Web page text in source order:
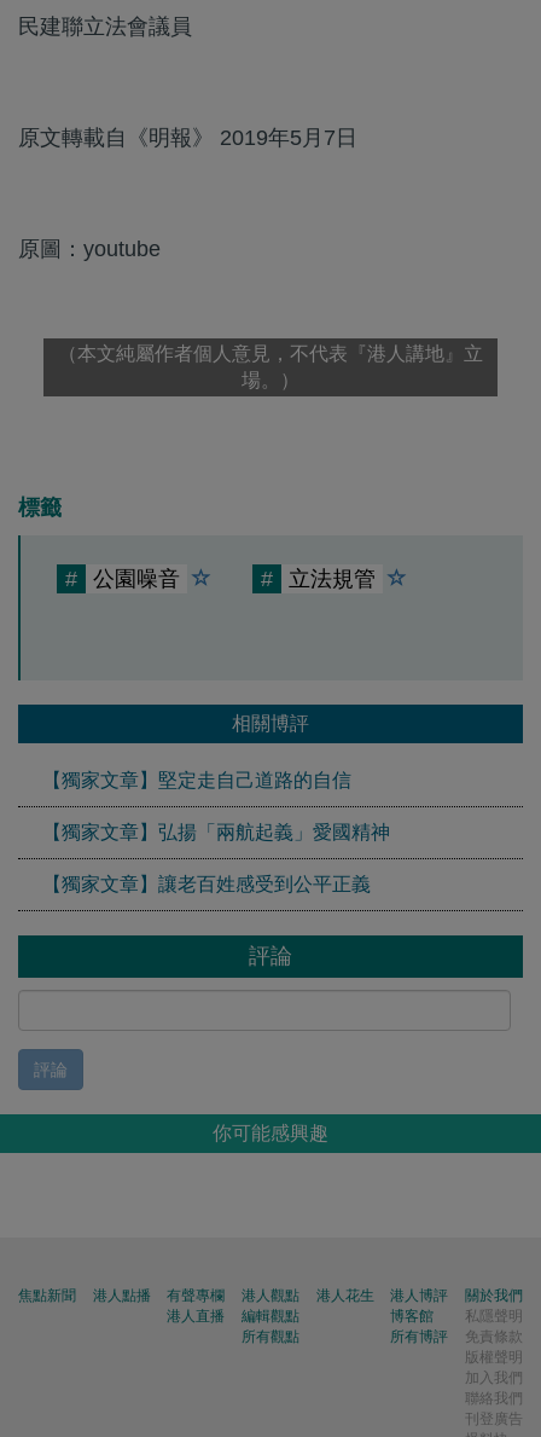
民建聯立法會議員
原文轉載自《明報》 2019年5月7日
原圖：youtube
（本文純屬作者個人意見，不代表『港人講地』立
場。）
標籤
# 公園噪音 # 立法規管
相關博評
【獨家文章】堅定走自己道路的自信
【獨家文章】弘揚「兩航起義」愛國精神
【獨家文章】讓老百姓感受到公平正義
評論
評論
你可能感興趣
焦點新聞 港人點播
有聲專欄
港人直播
港人觀點
編輯觀點
所有觀點
港人花生
港人博評
博客館
所有博評
關於我們
私隱聲明
免責條款
版權聲明
加入我們
聯絡我們
刊登廣告